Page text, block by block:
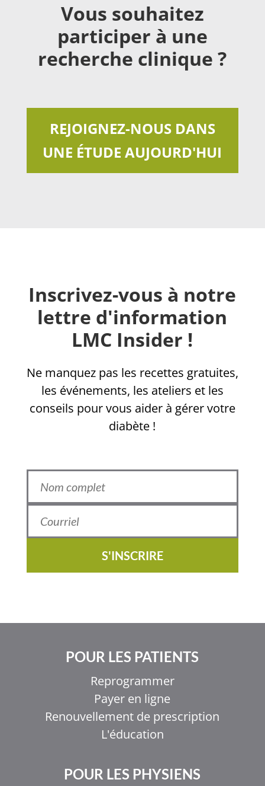
Vous souhaitez
participer à une
recherche clinique ?
REJOIGNEZ-NOUS DANS
UNE ÉTUDE AUJOURD'HUI
Inscrivez-vous à notre
lettre d'information
LMC Insider !
Ne manquez pas les recettes gratuites,
les événements, les ateliers et les
conseils pour vous aider à gérer votre
diabète !
S'INSCRIRE
POUR LES PATIENTS
Reprogrammer
Payer en ligne
Renouvellement de prescription
L'éducation
POUR LES PHYSIENS